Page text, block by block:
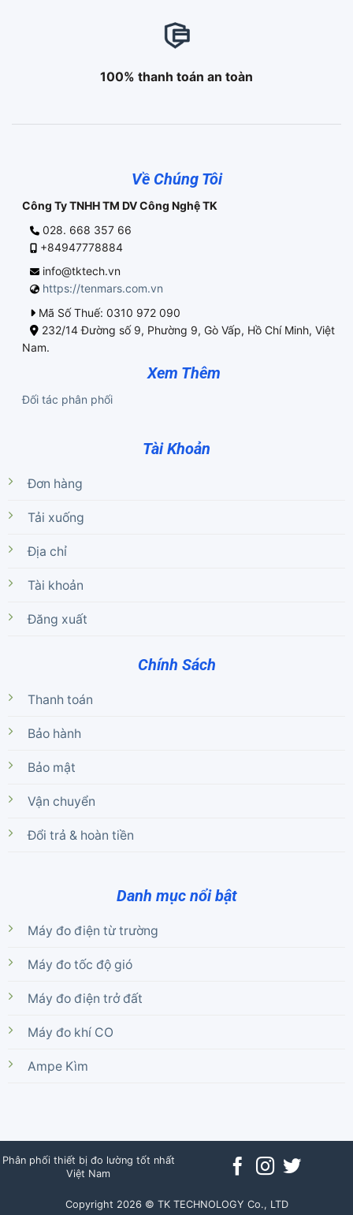
100% thanh toán an toàn
Về Chúng Tôi
Công Ty TNHH TM DV Công Nghệ TK
028. 668 357 66
+84947778884
info@tktech.vn
https://tenmars.com.vn
Mã Số Thuế: 0310 972 090
232/14 Đường số 9, Phường 9, Gò Vấp, Hồ Chí Minh, Việt
Nam.
Xem Thêm
Đối tác phân phối
Tài Khoản
Đơn hàng
Tải xuống
Địa chỉ
Tài khoản
Đăng xuất
Chính Sách
Thanh toán
Bảo hành
Bảo mật
Vận chuyển
Đổi trả & hoàn tiền
Danh mục nổi bật
Máy đo điện từ trường
Máy đo tốc độ gió
Máy đo điện trở đất
Máy đo khí CO
Ampe Kìm
Copyright 2026 © TK TECHNOLOGY Co., LTD
Phân phối thiết bị đo lường tốt nhất
Việt Nam